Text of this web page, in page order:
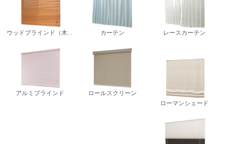
ウッドブラインド（木製） カーテン レースカーテン
アルミブラインド ロールスクリーン
ローマンシェード